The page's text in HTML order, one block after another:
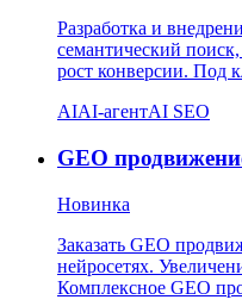
Разработка и
семантический
рост конверсии. Под
AIAI-агентAI SEO
GEO
Новинка
Заказать GEO
нейросетях.
Комплексное GEO